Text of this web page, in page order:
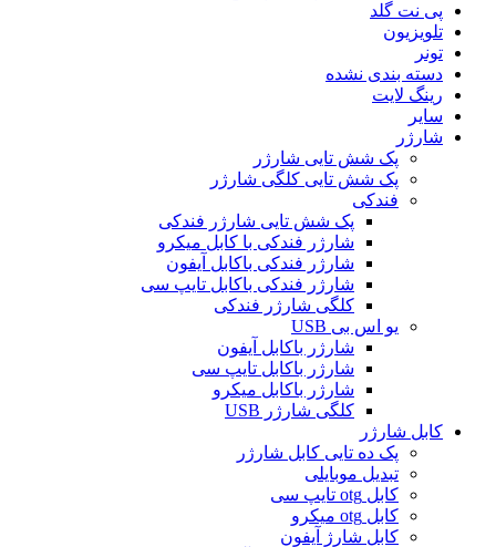
پی نت گلد
تلویزیون
تونر
دسته بندی نشده
رینگ لایت
سایر
شارژر
پک شش تایی شارژر
پک شش تایی کلگی شارژر
فندکی
پک شش تایی شارژر فندکی
شارژر فندکی با کابل میکرو
شارژر فندکی باکابل آیفون
شارژر فندکی باکابل تایپ سی
کلگی شارژر فندکی
یو اس بی USB
شارژر باکابل آیفون
شارژر باکابل تایپ سی
شارژر باکابل میکرو
کلگی شارژر USB
کابل شارژر
پک ده تایی کابل شارژر
تبدیل موبایلی
کابل otg تایپ سی
کابل otg میکرو
کابل شارژ آیفون